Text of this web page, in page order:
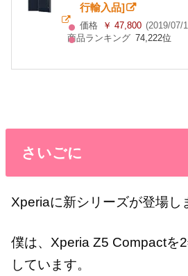
行輸入品]
価格 ￥ 47,800 (2019/07/
商品ランキング
74,222位
さいごに
Xperiaに新シリーズが登場し
僕は、Xperia Z5 Compactを
しています。